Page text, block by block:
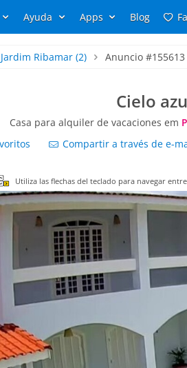
Ayuda Apps Blog
Jardim Ribamar(2) Anuncio #155613
Cielo
Casa para alquiler de vacaciones em
Compartir a través de e-
Utiliza las flechas del teclado para navegar